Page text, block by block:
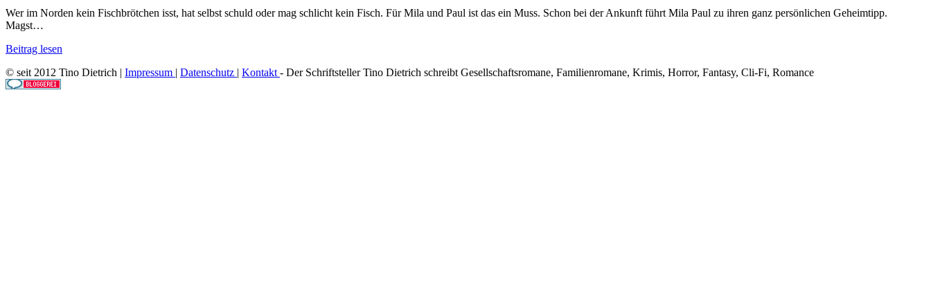
Wer im Norden kein Fischbrötchen isst, hat selbst schuld oder mag schlicht kein Fisch. Für Mila und Paul ist das ein Muss. Schon bei der Ankunft führt Mila Paul zu ihren ganz persönlichen Geheimtipp.
Magst…
Beitrag lesen
© seit 2012 Tino Dietrich | Impressum | Datenschutz | Kontakt - Der Schriftsteller Tino Dietrich schreibt Gesellschaftsromane, Familienromane, Krimis, Horror, Fantasy, Cli-Fi, Romance